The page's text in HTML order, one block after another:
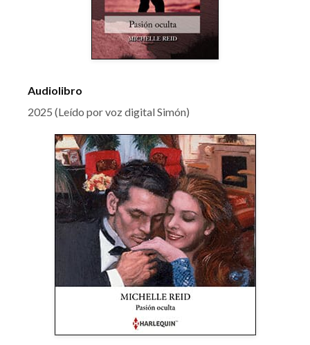
Audiolibro
2025 (Leído por voz digital Simón)